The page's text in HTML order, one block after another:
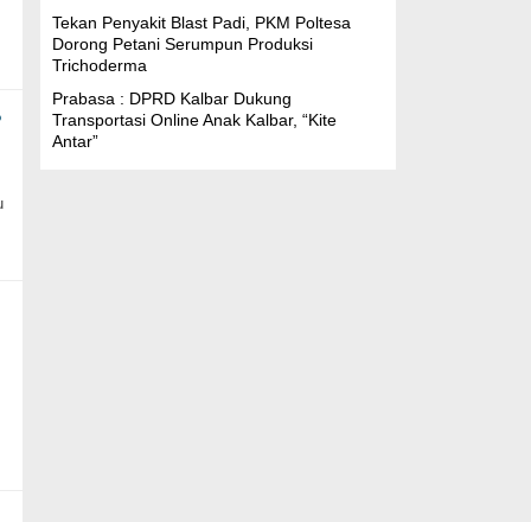
Tekan Penyakit Blast Padi, PKM Poltesa
Dorong Petani Serumpun Produksi
Trichoderma
Prabasa : DPRD Kalbar Dukung
Transportasi Online Anak Kalbar, “Kite
Antar”